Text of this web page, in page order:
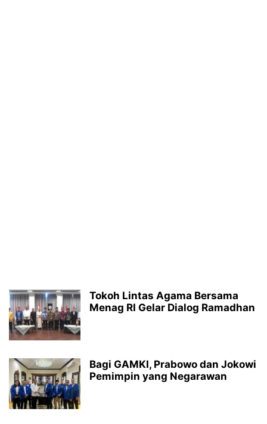
Tokoh Lintas Agama Bersama
Menag RI Gelar Dialog Ramadhan
Bagi GAMKI, Prabowo dan Jokowi
Pemimpin yang Negarawan